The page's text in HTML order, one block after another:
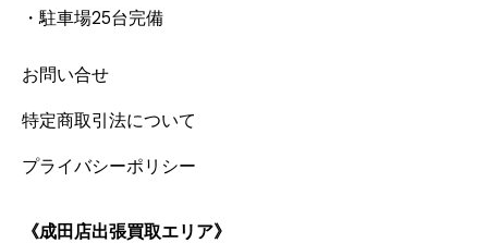
・駐車場25台完備
お問い合せ
特定商取引法について
プライバシーポリシー
《成田店出張買取エリア》